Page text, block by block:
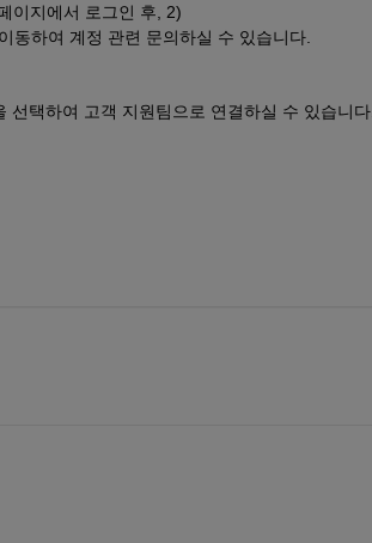
이지에서 로그인 후, 2)
동하여 계정 관련 문의하실 수 있습니다.
택하여 고객 지원팀으로 연결하실 수 있습니다.